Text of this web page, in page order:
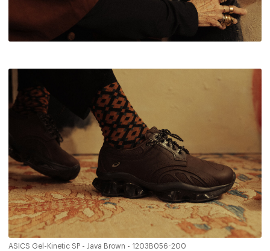
ASICS Gel-Kinetic SP - Java Brown - 1203B056-200